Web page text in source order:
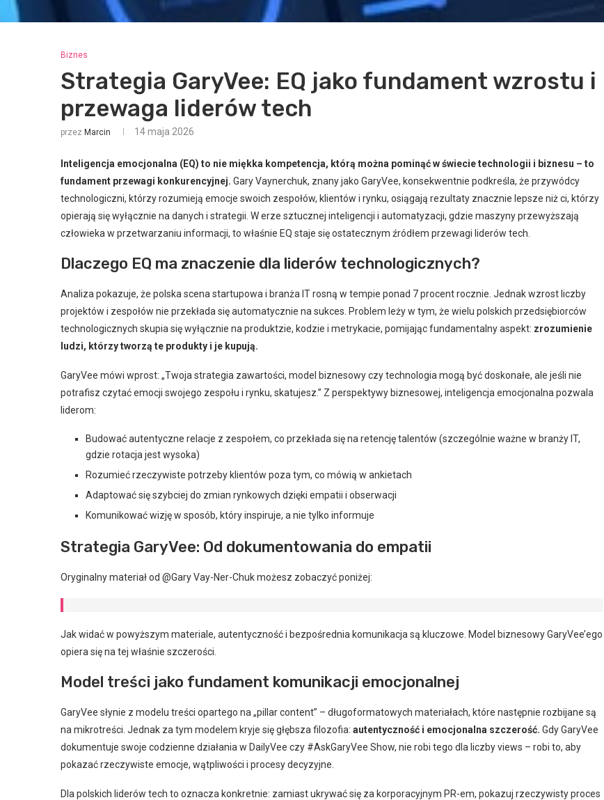
Biznes
Strategia GaryVee: EQ jako fundament wzrostu i
przewaga liderów tech
przez Marcin 14 maja 2026
Inteligencja emocjonalna (EQ) to nie miękka kompetencja, którą można pominąć w świecie technologii i biznesu – to
fundament przewagi konkurencyjnej. Gary Vaynerchuk, znany jako GaryVee, konsekwentnie podkreśla, że przywódcy
technologiczni, którzy rozumieją emocje swoich zespołów, klientów i rynku, osiągają rezultaty znacznie lepsze niż ci, którzy
opierają się wyłącznie na danych i strategii. W erze sztucznej inteligencji i automatyzacji, gdzie maszyny przewyższają
człowieka w przetwarzaniu informacji, to właśnie EQ staje się ostatecznym źródłem przewagi liderów tech.
Dlaczego EQ ma znaczenie dla liderów technologicznych?
Analiza pokazuje, że polska scena startupowa i branża IT rosną w tempie ponad 7 procent rocznie. Jednak wzrost liczby
projektów i zespołów nie przekłada się automatycznie na sukces. Problem leży w tym, że wielu polskich przedsiębiorców
technologicznych skupia się wyłącznie na produktzie, kodzie i metrykacie, pomijając fundamentalny aspekt: zrozumienie
ludzi, którzy tworzą te produkty i je kupują.
GaryVee mówi wprost: „Twoja strategia zawartości, model biznesowy czy technologia mogą być doskonałe, ale jeśli nie
potrafisz czytać emocji swojego zespołu i rynku, skatujesz.” Z perspektywy biznesowej, inteligencja emocjonalna pozwala
liderom:
Budować autentyczne relacje z zespołem, co przekłada się na retencję talentów (szczególnie ważne w branży IT,
gdzie rotacja jest wysoka)
Rozumieć rzeczywiste potrzeby klientów poza tym, co mówią w ankietach
Adaptować się szybciej do zmian rynkowych dzięki empatii i obserwacji
Komunikować wizję w sposób, który inspiruje, a nie tylko informuje
Strategia GaryVee: Od dokumentowania do empatii
Oryginalny materiał od @Gary Vay-Ner-Chuk możesz zobaczyć poniżej:
Jak widać w powyższym materiale, autentyczność i bezpośrednia komunikacja są kluczowe. Model biznesowy GaryVee’ego
opiera się na tej właśnie szczerości.
Model treści jako fundament komunikacji emocjonalnej
GaryVee słynie z modelu treści opartego na „pillar content” – długoformatowych materiałach, które następnie rozbijane są
na mikrotreści. Jednak za tym modelem kryje się głębsza filozofia: autentyczność i emocjonalna szczerość. Gdy GaryVee
dokumentuje swoje codzienne działania w DailyVee czy #AskGaryVee Show, nie robi tego dla liczby views – robi to, aby
pokazać rzeczywiste emocje, wątpliwości i procesy decyzyjne.
Dla polskich liderów tech to oznacza konkretnie: zamiast ukrywać się za korporacyjnym PR-em, pokazuj rzeczywisty proces